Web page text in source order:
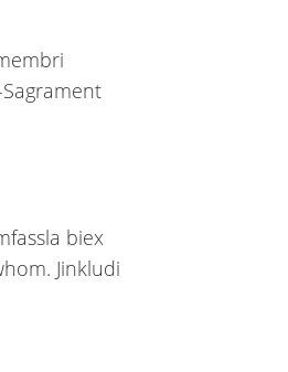
biex
Jinkludi